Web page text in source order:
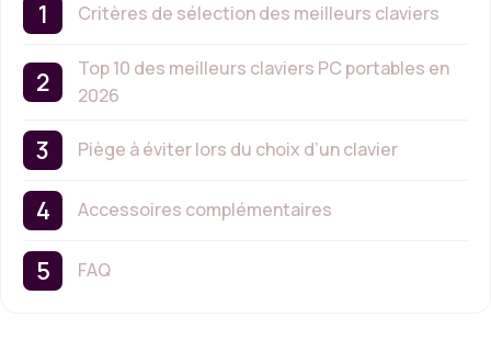
Critères de sélection des meilleurs claviers
Top 10 des meilleurs claviers PC portables en
2026
Piège à éviter lors du choix d’un clavier
Accessoires complémentaires
FAQ